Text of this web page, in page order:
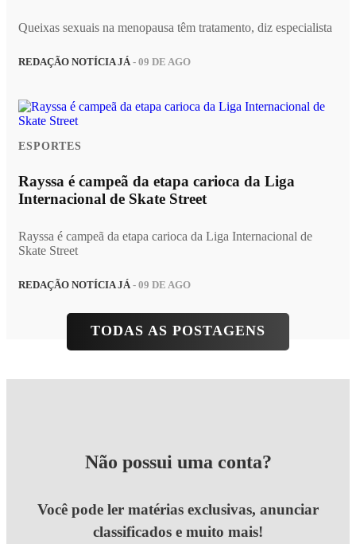
Queixas sexuais na menopausa têm tratamento, diz especialista
REDAÇÃO NOTÍCIA JÁ - 09 DE AGO
ESPORTES
Rayssa é campeã da etapa carioca da Liga
Internacional de Skate Street
Rayssa é campeã da etapa carioca da Liga Internacional de
Skate Street
REDAÇÃO NOTÍCIA JÁ- 09 DE AGO
TODAS AS POSTAGENS
Não possui uma conta?
Você pode ler matérias exclusivas, anunciar
classificados e muito mais!